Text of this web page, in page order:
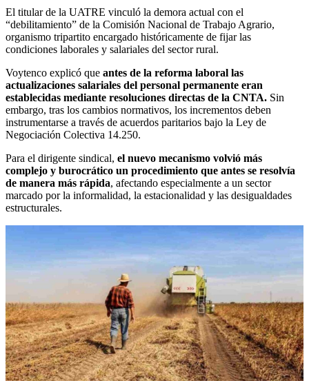
El titular de la UATRE vinculó la demora actual con el
“debilitamiento” de la Comisión Nacional de Trabajo Agrario,
organismo tripartito encargado históricamente de fijar las
condiciones laborales y salariales del sector rural.
Voytenco explicó que antes de la reforma laboral las
actualizaciones salariales del personal permanente eran
establecidas mediante resoluciones directas de la CNTA. Sin
embargo, tras los cambios normativos, los incrementos deben
instrumentarse a través de acuerdos paritarios bajo la Ley de
Negociación Colectiva 14.250.
Para el dirigente sindical, el nuevo mecanismo volvió más
complejo y burocrático un procedimiento que antes se resolvía
de manera más rápida, afectando especialmente a un sector
marcado por la informalidad, la estacionalidad y las desigualdades
estructurales.